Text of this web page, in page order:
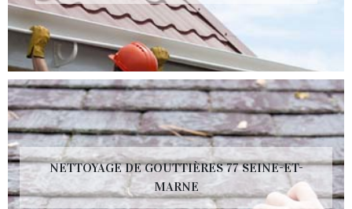
NETTOYAGE DE GOUTTIÈRES 77 SEINE-ET-
MARNE